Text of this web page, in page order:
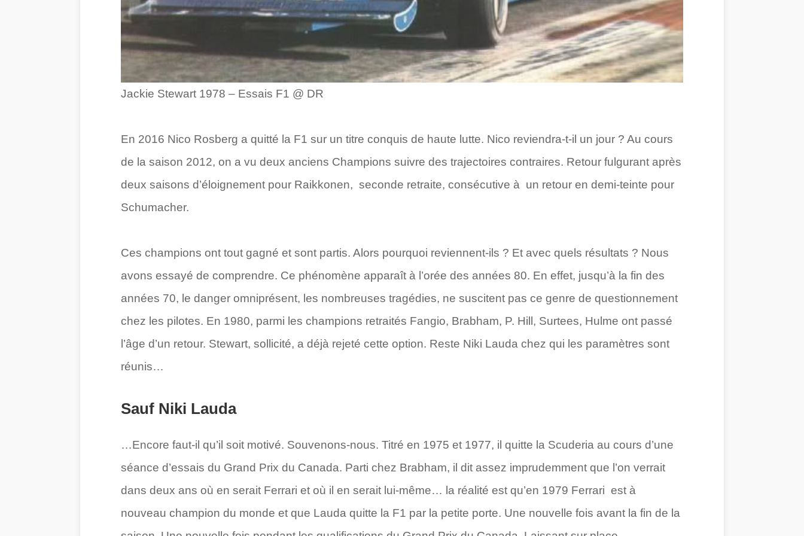
Jackie Stewart 1978 – Essais F1 @ DR
En 2016 Nico Rosberg a quitté la F1 sur un titre conquis de haute lutte. Nico reviendra-t-il un jour ? Au cours
de la saison 2012, on a vu deux anciens Champions suivre des trajectoires contraires. Retour fulgurant après
deux saisons d’éloignement pour Raikkonen, seconde retraite, consécutive à un retour en demi-teinte pour
Schumacher.
Ces champions ont tout gagné et sont partis. Alors pourquoi reviennent-ils ? Et avec quels résultats ? Nous
avons essayé de comprendre. Ce phénomène apparaît à l’orée des années 80. En effet, jusqu’à la fin des
années 70, le danger omniprésent, les nombreuses tragédies, ne suscitent pas ce genre de questionnement
chez les pilotes. En 1980, parmi les champions retraités Fangio, Brabham, P. Hill, Surtees, Hulme ont passé
l’âge d’un retour. Stewart, sollicité, a déjà rejeté cette option. Reste Niki Lauda chez qui les paramètres sont
réunis…
Sauf Niki Lauda
…Encore faut-il qu’il soit motivé. Souvenons-nous. Titré en 1975 et 1977, il quitte la Scuderia au cours d’une
séance d’essais du Grand Prix du Canada. Parti chez Brabham, il dit assez imprudemment que l’on verrait
dans deux ans où en serait Ferrari et où il en serait lui-même… la réalité est qu’en 1979 Ferrari est à
nouveau champion du monde et que Lauda quitte la F1 par la petite porte. Une nouvelle fois avant la fin de la